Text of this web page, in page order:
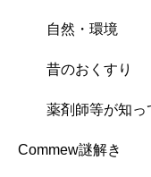
自然・環境
昔のおくすり
薬剤師等が知っ
Commew謎解き